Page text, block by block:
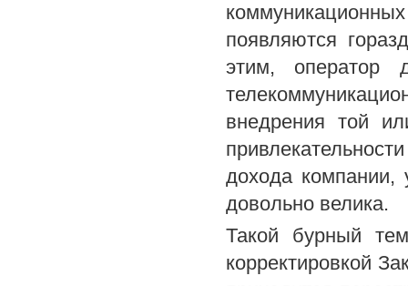
появляются
этим, оператор
внедрения той
дохода компании,
довольно велика.
Такой бурный
корректировкой